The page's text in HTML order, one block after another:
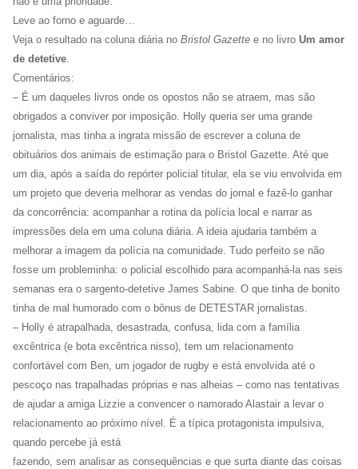
Leve ao forno e aguarde…
Veja o resultado na coluna diária no Bristol Gazette e no livro Um amor
de detetive.
Comentários:
– É um daqueles livros onde os opostos não se atraem, mas são
obrigados a conviver por imposição. Holly queria ser uma grande
jornalista, mas tinha a ingrata missão de escrever a coluna de
obituários dos animais de estimação para o Bristol Gazette. Até que
um dia, após a saída do repórter policial titular, ela se viu envolvida em
um projeto que deveria melhorar as vendas do jornal e fazê-lo ganhar
da concorrência: acompanhar a rotina da polícia local e narrar as
impressões dela em uma coluna diária. A ideia ajudaria também a
melhorar a imagem da polícia na comunidade. Tudo perfeito se não
fosse um probleminha: o policial escolhido para acompanhá-la nas seis
semanas era o sargento-detetive James Sabine. O que tinha de bonito
tinha de mal humorado com o bônus de DETESTAR jornalistas.
– Holly é atrapalhada, desastrada, confusa, lida com a família
excêntrica (e bota excêntrica nisso), tem um relacionamento
confortável com Ben, um jogador de rugby e está envolvida até o
pescoço nas trapalhadas próprias e nas alheias – como nas tentativas
de ajudar a amiga Lizzie a convencer o namorado Alastair a levar o
relacionamento ao próximo nível. É a típica protagonista impulsiva,
quando percebe já está
fazendo, sem analisar as consequências e que surta diante das coisas